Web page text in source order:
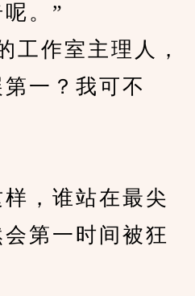
。”
作室主理人，
一？我可不
，谁站在最尖
第一时间被狂